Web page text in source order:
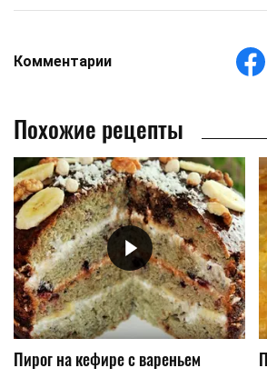
Комментарии
Похожие рецепты
Пирог на кефире с вареньем